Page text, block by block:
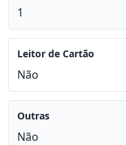
1
Leitor de Cartão
Não
Outras
Não